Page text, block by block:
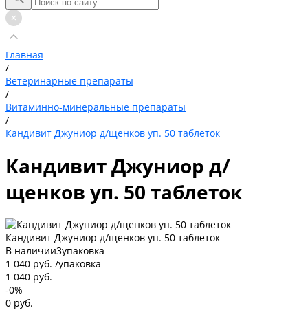
Главная
/
Ветеринарные препараты
/
Витаминно-минеральные препараты
/
Кандивит Джуниор д/щенков уп. 50 таблеток
Кандивит Джуниор д/
щенков уп. 50 таблеток
Кандивит Джуниор д/щенков уп. 50 таблеток
В наличии3упаковка
1 040 руб. /упаковка
1 040 руб.
-0%
0 руб.